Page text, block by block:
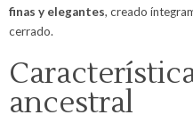
finas y elegantes, creado
cerrado.
ancestral